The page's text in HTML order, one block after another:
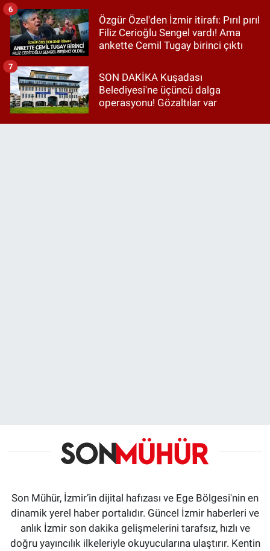
Özgür Özel'den İzmir itirafı: Pırıl pırıl
Filiz Cerioğlu Sengel vardı! Ama
ankette Cemil Tugay birinci çıktı
6
SON DAKİKA Kuşadası
Belediyesi'ne üçüncü dalga
operasyonu! Gözaltılar var
7
Son Mühür, İzmir’in dijital hafızası ve Ege Bölgesi'nin en
dinamik yerel haber portalıdır. Güncel İzmir haberleri ve
anlık İzmir son dakika gelişmelerini tarafsız, hızlı ve
doğru yayıncılık ilkeleriyle okuyucularına ulaştırır. Kentin